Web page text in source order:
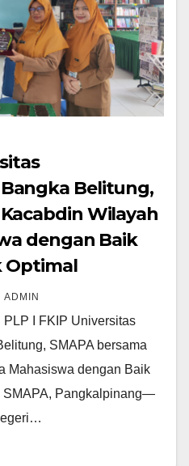
Belitung,
Wilayah
dengan Baik
Optimal
ADMIN
I FKIP Universitas
SMAPA bersama
Mahasiswa dengan Baik
SMAPA, Pangkalpinang—